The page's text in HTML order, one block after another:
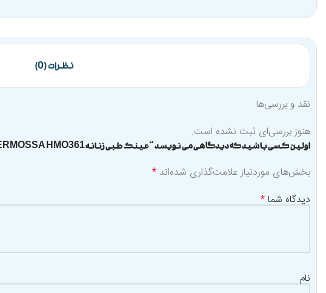
نظرات (0)
نقد و بررسی‌ها
هنوز بررسی‌ای ثبت نشده است.
اولین کسی باشید که دیدگاهی می نویسد “عینک طبی زنانه HERMOSSA HMO361”
بخش‌های موردنیاز علامت‌گذاری شده‌اند *
دیدگاه شما*
نام